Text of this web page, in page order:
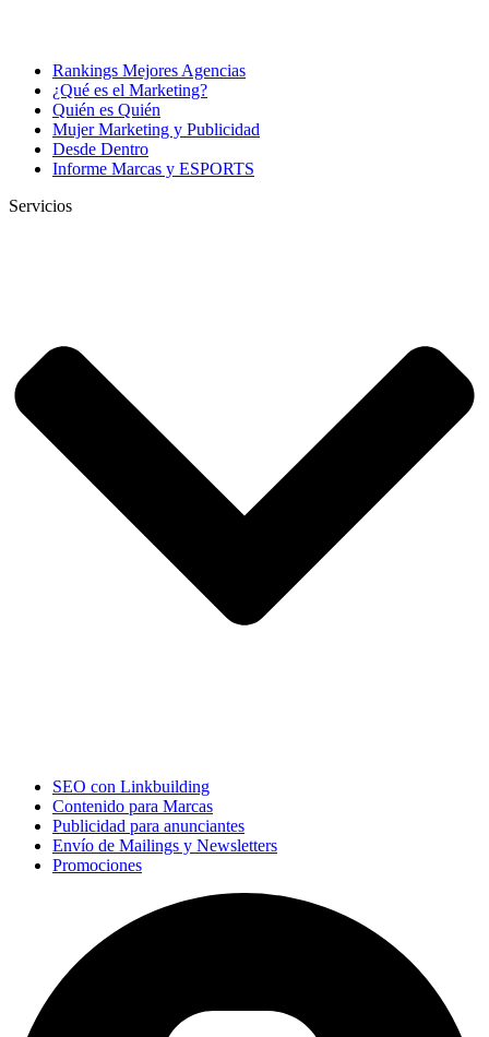
Rankings Mejores Agencias
¿Qué es el Marketing?
Quién es Quién
Mujer Marketing y Publicidad
Desde Dentro
Informe Marcas y ESPORTS
Servicios
SEO con Linkbuilding
Contenido para Marcas
Publicidad para anunciantes
Envío de Mailings y Newsletters
Promociones